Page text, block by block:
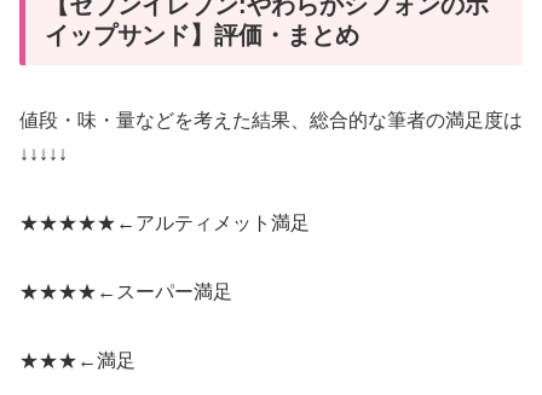
イップサンド】評価・まとめ
値段・味・量などを考えた結果、総合的な筆者の満足度は
↓↓↓↓↓
★★★★★← アルティメット満足
★★★★← スーパー満足
★★★←満足